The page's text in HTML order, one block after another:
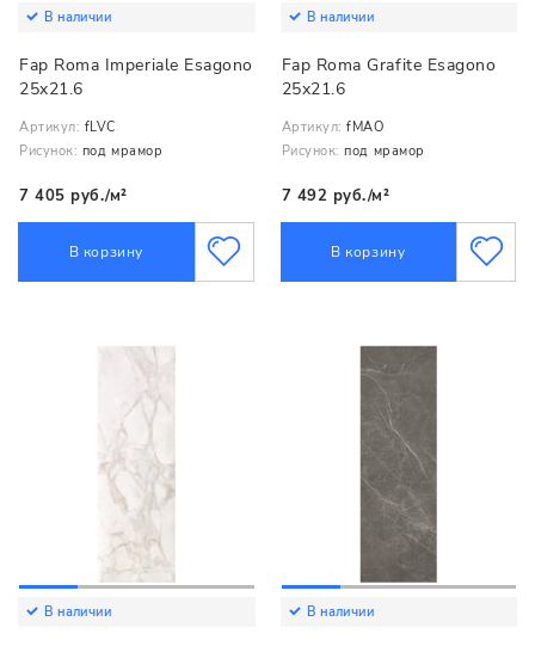
В наличии
Fap Roma Imperiale Esagono
25x21.6
Артикул: fLVC
Рисунок: под мрамор
7 405 руб./м²
В корзину
В наличии
Fap Roma Grafite Esagono
25x21.6
Артикул: fMAO
Рисунок: под мрамор
7 492 руб./м²
В корзину
В наличии В наличии